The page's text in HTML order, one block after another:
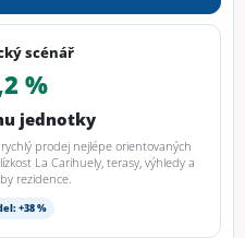
scénář
%
jednotky
prodej nejlépe orientovaných
La Carihuely, terasy, výhledy a
rezidence.
+38 %